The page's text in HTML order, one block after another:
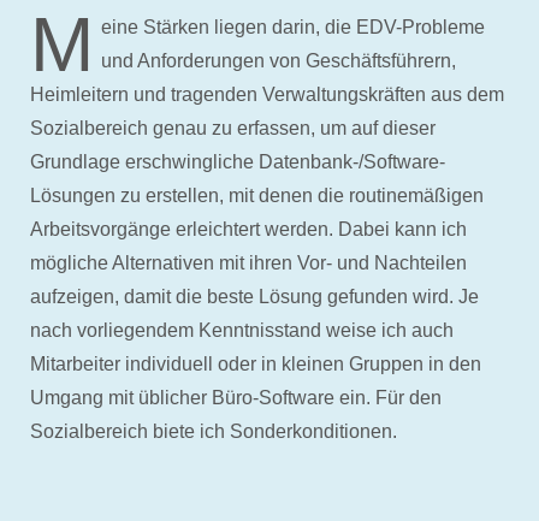
M
eine Stärken liegen darin, die EDV-Probleme
und Anforderungen von Geschäftsführern,
Heimleitern und tragenden Verwaltungskräften aus dem
Sozialbereich genau zu erfassen, um auf dieser
Grundlage erschwingliche Datenbank-/Software-
Lösungen zu erstellen, mit denen die routinemäßigen
Arbeitsvorgänge erleichtert werden. Dabei kann ich
mögliche Alternativen mit ihren Vor- und Nachteilen
aufzeigen, damit die beste Lösung gefunden wird. Je
nach vorliegendem Kenntnisstand weise ich auch
Mitarbeiter individuell oder in kleinen Gruppen in den
Umgang mit üblicher Büro-Software ein. Für den
Sozialbereich biete ich Sonderkonditionen.